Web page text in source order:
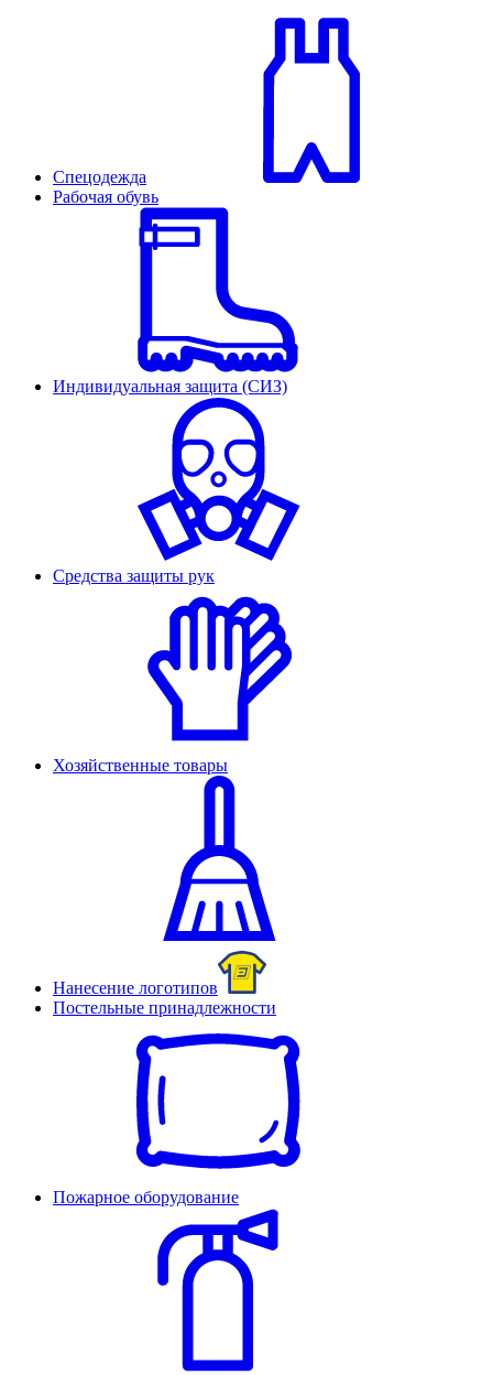
Спецодежда
Рабочая обувь
Индивидуальная защита (СИЗ)
Средства защиты рук
Хозяйственные товары
Нанесение логотипов
Постельные принадлежности
Пожарное оборудование